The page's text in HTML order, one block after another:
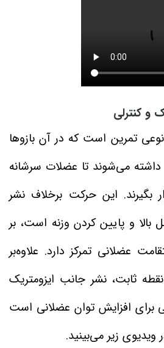
تمرین است که در آن بازوها
می‌شوند تا عضلات سرشانه
این حرکت برخلاف نشر
و پایین کردن وزنه است، بر
عضلانی تمرکز دارد. علاوه‌بر
ثابت، نشر جانب ایزومتریک
برای افزایش توان عضلانی است
ویدیوی زیر می‌بینید.